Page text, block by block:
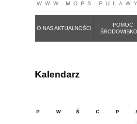
O NAS AKTUALNOŚCI
POMOC
Kalendarz
P W Ś C P